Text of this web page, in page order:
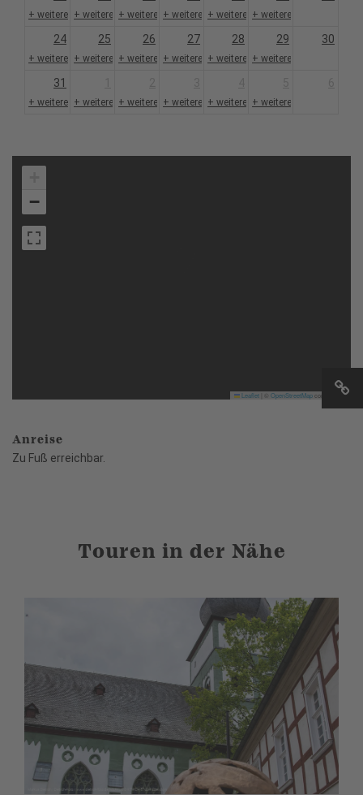
+ weitere 2+ weitere 1+ weitere 2+ weitere 2+ weitere 2+ weitere 1
24
+ weitere 2
25
+ weitere 1
26
+ weitere 2
27
+ weitere 2
28
+ weitere 2
29
+ weitere 1
30
31
+ weitere 2+ weitere 1+ weitere 2+ weitere 2+ weitere 2+ weitere 1
−
Leaflet OpenStreetMapcontributors
Anreise
Zu Fuß erreichbar.
Touren in der Nähe